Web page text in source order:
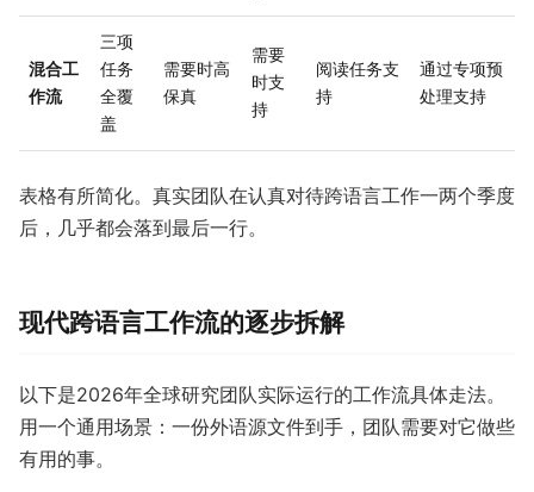
混合工
作流
三项
任务
全覆
盖
需要时高
保真
需要
时支
持
阅读任务支
持
通过专项预
处理支持
表格有所简化。真实团队在认真对待跨语言工作一两个季度
后，几乎都会落到最后一行。
现代跨语言工作流的逐步拆解
以下是2026年全球研究团队实际运行的工作流具体走法。
用一个通用场景：一份外语源文件到手，团队需要对它做些
有用的事。